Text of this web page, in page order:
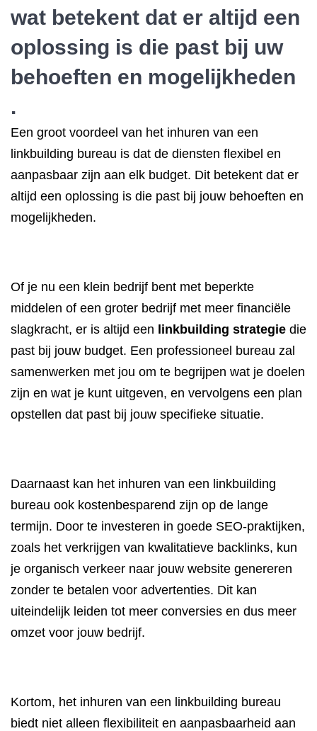
wat betekent dat er altijd een
oplossing is die past bij uw
behoeften en mogelijkheden
.
Een groot voordeel van het inhuren van een
linkbuilding bureau is dat de diensten flexibel en
aanpasbaar zijn aan elk budget. Dit betekent dat er
altijd een oplossing is die past bij jouw behoeften en
mogelijkheden.
Of je nu een klein bedrijf bent met beperkte
middelen of een groter bedrijf met meer financiële
slagkracht, er is altijd een linkbuilding strategie die
past bij jouw budget. Een professioneel bureau zal
samenwerken met jou om te begrijpen wat je doelen
zijn en wat je kunt uitgeven, en vervolgens een plan
opstellen dat past bij jouw specifieke situatie.
Daarnaast kan het inhuren van een linkbuilding
bureau ook kostenbesparend zijn op de lange
termijn. Door te investeren in goede SEO-praktijken,
zoals het verkrijgen van kwalitatieve backlinks, kun
je organisch verkeer naar jouw website genereren
zonder te betalen voor advertenties. Dit kan
uiteindelijk leiden tot meer conversies en dus meer
omzet voor jouw bedrijf.
Kortom, het inhuren van een linkbuilding bureau
biedt niet alleen flexibiliteit en aanpasbaarheid aan